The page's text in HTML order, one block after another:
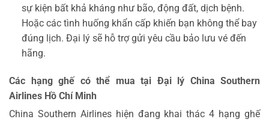
sự kiện bất khả kháng như bão, động đất, dịch bệnh.
Hoặc các tình huống khẩn cấp khiến bạn không thể bay
đúng lịch. Đại lý sẽ hỗ trợ gửi yêu cầu bảo lưu vé đến
hãng.
Các hạng ghế có thể mua tại Đại lý China Southern
Airlines Hồ Chí Minh
China Southern Airlines hiện đang khai thác 4 hạng ghế